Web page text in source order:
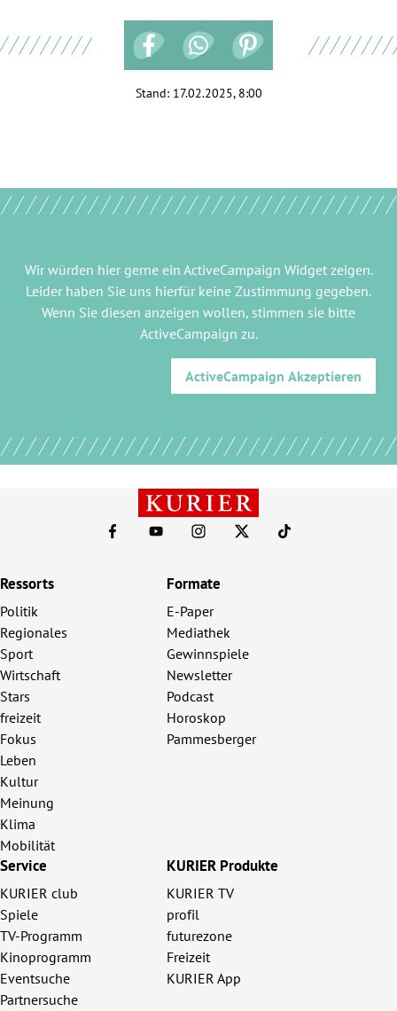
Stand: 17.02.2025, 8:00
Wir würden hier gerne ein ActiveCampaign Widgetzeigen.
Leider haben Sie uns hierfür keine Zustimmung gegeben.
Wenn Sie diesen anzeigen wollen, stimmen sie bitte
ActiveCampaign zu.
ActiveCampaign Akzeptieren
Ressorts
Politik
Regionales
Sport
Wirtschaft
Stars
freizeit
Fokus
Leben
Kultur
Meinung
Klima
Mobilität
Formate
E-Paper
Mediathek
Gewinnspiele
Newsletter
Podcast
Horoskop
Pammesberger
Service
KURIER club
Spiele
TV-Programm
Kinoprogramm
Eventsuche
Partnersuche
KURIER Produkte
KURIER TV
profil
futurezone
Freizeit
KURIER App